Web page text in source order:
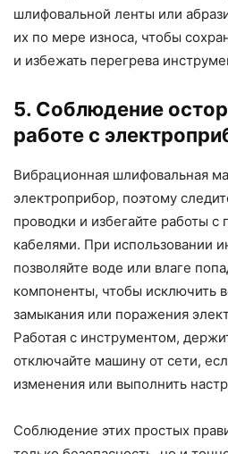
шлифовальной ленты или
их по мере износа, чтобы
и избежать перегрева
5. Соблюдение
работе с
Вибрационная шлифовальная
электроприбор, поэтому
проводки и избегайте работы
кабелями. При использовании
позволяйте воде или влаге
компоненты, чтобы исключить
замыкания или поражения
Работая с инструментом,
отключайте машину от сети,
изменения или выполнить
Соблюдение этих простых